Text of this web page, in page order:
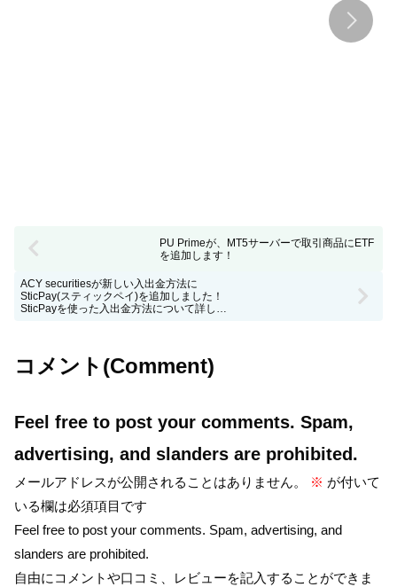
PU Primeが、MT5サーバーで取引商品にETF
を追加します！
ACY securitiesが新しい入出金方法に
SticPay(スティックペイ)を追加しました！
SticPayを使った入出金方法について詳しく解
コメント(Comment)
Feel free to post your comments. Spam,
advertising, and slanders are prohibited.
メールアドレスが公開されることはありません。 ※ が付いて
いる欄は必須項目です
Feel free to post your comments. Spam, advertising, and
slanders are prohibited.
自由にコメントや口コミ、レビューを記入することができま